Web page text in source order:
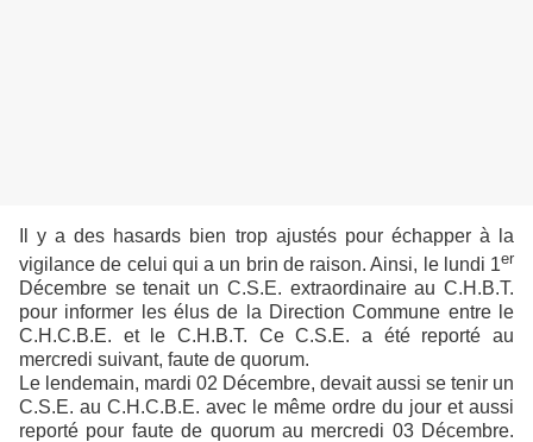
Il y a des hasards bien trop ajustés pour échapper à la
vigilance de celui qui a un brin de raison. Ainsi, le lundi 1er
Décembre se tenait un C.S.E. extraordinaire au C.H.B.T.
pour informer les élus de la Direction Commune entre le
C.H.C.B.E. et le C.H.B.T. Ce C.S.E. a été reporté au
mercredi suivant, faute de quorum.
Le lendemain, mardi 02 Décembre, devait aussi se tenir un
C.S.E. au C.H.C.B.E. avec le même ordre du jour et aussi
reporté pour faute de quorum au mercredi 03 Décembre.